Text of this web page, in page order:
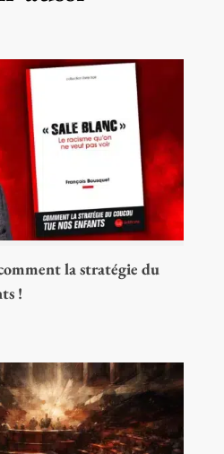
la stratégie du
!